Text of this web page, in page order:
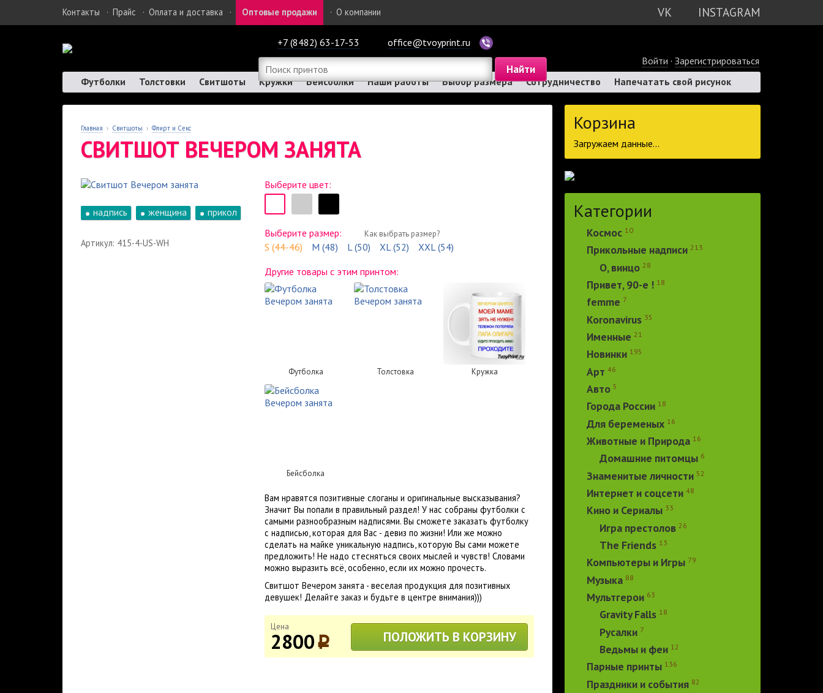
VK INSTAGRAM
Контакты · Прайс · Оплата и доставка · Оптовые продажи · О компании
+7 (8482) 63-17-53
office@tvoyprint.ru
Войти · Зарегистрироваться
Футболки
Толстовки Свитшоты Кружки Бейсболки Наши работы Выбор размера Сотрудничество Напечатать свой рисунок
Главная › Свитшоты › Флирт и Секс
СВИТШОТ ВЕЧЕРОМ ЗАНЯТА
надпись женщина прикол
Артикул: 415-4-US-WH
Выберите цвет:
Выберите размер: Как выбрать размер?
S (44-46) M (48) L (50) XL (52)
XXL (54)
Другие товары с этим принтом:
Футболка Толстовка Кружка
Бейсболка
Вам нравятся позитивные слоганы и оригинальные высказывания?
Значит Вы попали в правильный раздел! У нас собраны футболки с
самыми разнообразным надписями. Вы сможете заказать футболку
с надписью, которая для Вас - девиз по жизни! Или же можно
сделать на майке уникальную надпись, которую Вы сами можете
предложить! Не надо стесняться своих мыслей и чувств! Словами
можно выразить всё, особенно, если их можно прочесть.
Свитшот Вечером занята - веселая продукция для позитивных
девушек! Делайте заказ и будьте в центре внимания)))
Цена
2800p ПОЛОЖИТЬ В КОРЗИНУ
Корзина
Загружаем данные...
Категории
Космос 10
Прикольные надписи 213
О, винцо 28
Привет, 90-е ! 18
femme 7
Koronavirus 35
Именные 21
Новинки 195
Арт 46
Авто 5
Города России 18
Для беременых 16
Животные и Природа 16
Домашние питомцы 6
Знаменитые личности 52
Интернет и соцсети 48
Кино и Сериалы 33
Игра престолов 26
The Friends 13
Компьютеры и Игры 79
Музыка 88
Мультгерои 63
Gravity Falls 18
Русалки 7
Ведьмы и феи 12
Парные принты 136
Праздники и события 82